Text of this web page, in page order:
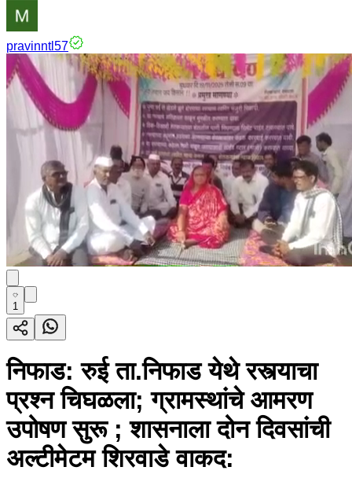
pravinntl57
1
निफाड: रुई ता.निफाड येथे रस्त्याचा
प्रश्‍न चिघळला; ग्रामस्थांचे आमरण
उपोषण सुरू ; शासनाला दोन दिवसांची
अल्टीमेटम शिरवाडे वाकद: